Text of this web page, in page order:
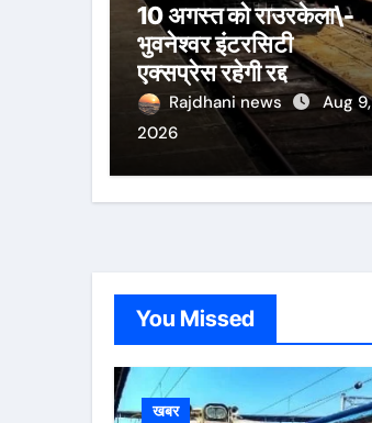
10 अगस्त को राउरकेला\-
भुवनेश्वर इंटरसिटी
एक्सप्रेस रहेगी रद्द
Rajdhani news
Aug 9,
2026
You Missed
खबर